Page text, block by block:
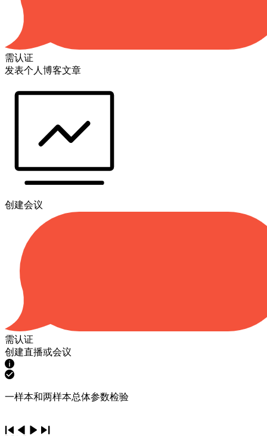
需认证
发表个人博客文章
创建会议
需认证
创建直播或会议
一样本和两样本总体参数检验